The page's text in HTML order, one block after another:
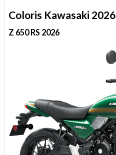
Coloris Kawasaki 2026
Z 650 RS 2026